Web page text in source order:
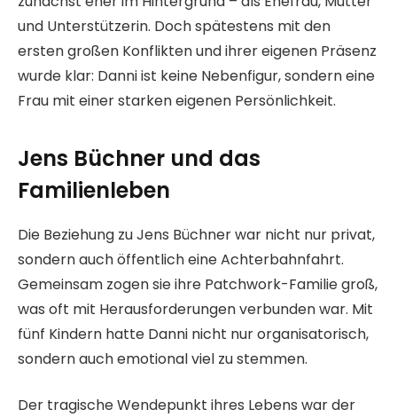
und Unterstützerin. Doch spätestens mit den
ersten großen Konflikten und ihrer eigenen Präsenz
wurde klar: Danni ist keine Nebenfigur, sondern eine
Frau mit einer starken eigenen Persönlichkeit.
Jens Büchner und das
Familienleben
Die Beziehung zu Jens Büchner war nicht nur privat,
sondern auch öffentlich eine Achterbahnfahrt.
Gemeinsam zogen sie ihre Patchwork-Familie groß,
was oft mit Herausforderungen verbunden war. Mit
fünf Kindern hatte Danni nicht nur organisatorisch,
sondern auch emotional viel zu stemmen.
Der tragische Wendepunkt ihres Lebens war der